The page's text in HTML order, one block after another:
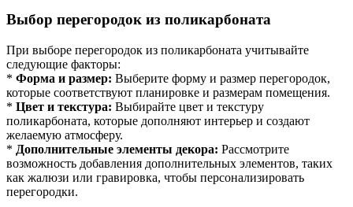
Выбор перегородок из поликарбоната
При выборе перегородок из поликарбоната учитывайте
следующие факторы:
* Форма и размер: Выберите форму и размер перегородок,
которые соответствуют планировке и размерам помещения.
* Цвет и текстура: Выбирайте цвет и текстуру
поликарбоната, которые дополняют интерьер и создают
желаемую атмосферу.
* Дополнительные элементы декора: Рассмотрите
возможность добавления дополнительных элементов, таких
как жалюзи или гравировка, чтобы персонализировать
перегородки.